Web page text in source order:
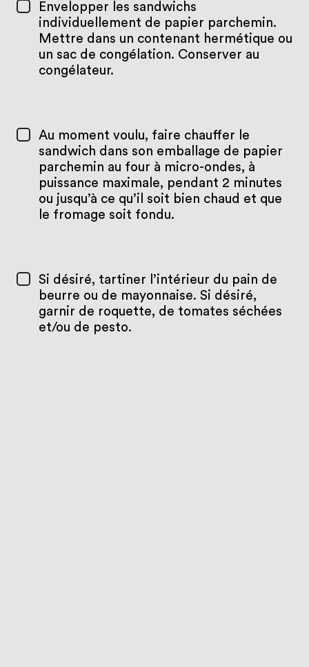
Envelopper les sandwichs
individuellement de papier parchemin.
Mettre dans un contenant hermétique ou
un sac de congélation. Conserver au
congélateur.
Au moment voulu, faire chauffer le
sandwich dans son emballage de papier
parchemin au four à micro-ondes, à
puissance maximale, pendant 2 minutes
ou jusqu’à ce qu’il soit bien chaud et que
le fromage soit fondu.
Si désiré, tartiner l’intérieur du pain de
beurre ou de mayonnaise. Si désiré,
garnir de roquette, de tomates séchées
et/ou de pesto.